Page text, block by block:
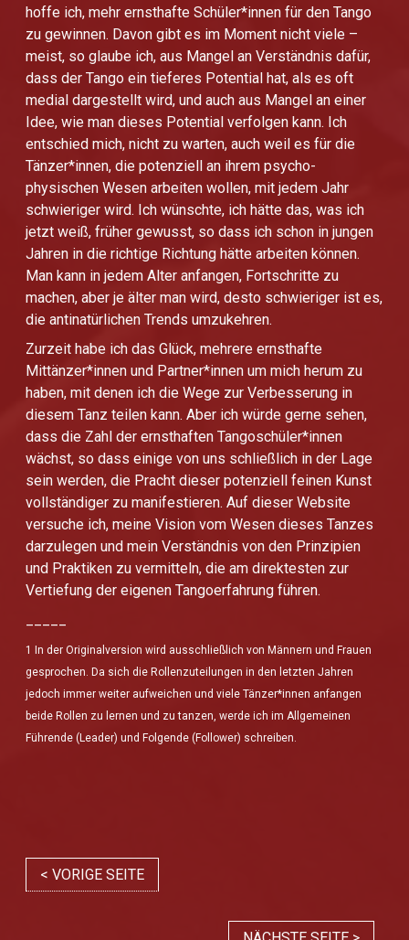
hoffe ich, mehr ernsthafte Schüler*innen für den Tango
zu gewinnen. Davon gibt es im Moment nicht viele –
meist, so glaube ich, aus Mangel an Verständnis dafür,
dass der Tango ein tieferes Potential hat, als es oft
medial dargestellt wird, und auch aus Mangel an einer
Idee, wie man dieses Potential verfolgen kann. Ich
entschied mich, nicht zu warten, auch weil es für die
Tänzer*innen, die potenziell an ihrem psycho-
physischen Wesen arbeiten wollen, mit jedem Jahr
schwieriger wird. Ich wünschte, ich hätte das, was ich
jetzt weiß, früher gewusst, so dass ich schon in jungen
Jahren in die richtige Richtung hätte arbeiten können.
Man kann in jedem Alter anfangen, Fortschritte zu
machen, aber je älter man wird, desto schwieriger ist es,
die antinatürlichen Trends umzukehren.
Zurzeit habe ich das Glück, mehrere ernsthafte
Mittänzer*innen und Partner*innen um mich herum zu
haben, mit denen ich die Wege zur Verbesserung in
diesem Tanz teilen kann. Aber ich würde gerne sehen,
dass die Zahl der ernsthaften Tangoschüler*innen
wächst, so dass einige von uns schließlich in der Lage
sein werden, die Pracht dieser potenziell feinen Kunst
vollständiger zu manifestieren. Auf dieser Website
versuche ich, meine Vision vom Wesen dieses Tanzes
darzulegen und mein Verständnis von den Prinzipien
und Praktiken zu vermitteln, die am direktesten zur
Vertiefung der eigenen Tangoerfahrung führen.
1 In der Originalversion wird ausschließlich von Männern und Frauen
gesprochen. Da sich die Rollenzuteilungen in den letzten Jahren
jedoch immer weiter aufweichen und viele Tänzer*innen anfangen
beide Rollen zu lernen und zu tanzen, werde ich im Allgemeinen
Führende (Leader) und Folgende (Follower) schreiben.
< VORIGE SEITE